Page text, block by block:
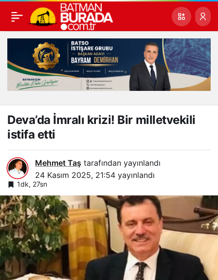
Deva’da İmralı krizi! Bir milletvekili
istifa etti
Mehmet Taş tarafından yayınlandı
24 Kasım 2025, 21:54 yayınlandı
1dk, 27sn